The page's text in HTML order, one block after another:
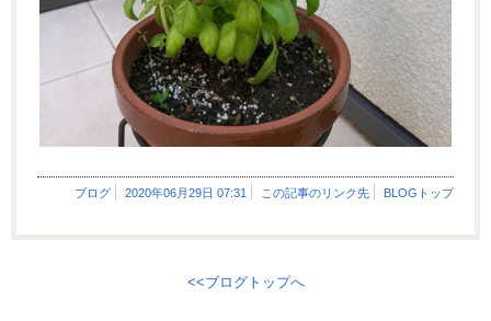
ブログ 2020年06月29日 07:31 この記事のリンク先 BLOGトップ
<<ブログトップへ